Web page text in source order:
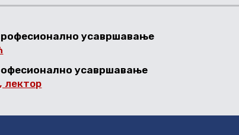
усавршавање
усавршавање
лектор